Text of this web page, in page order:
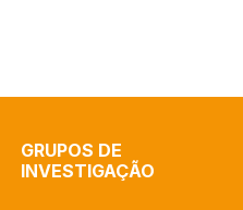
GRUPOS DE
INVESTIGAÇÃO